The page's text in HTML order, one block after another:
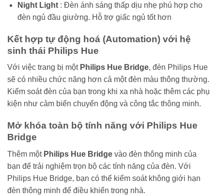
Night Light: Đèn ánh sáng thấp dịu nhẹ phú hợp cho
đèn ngủ đầu giường. Hỗ trợ giấc ngủ tốt hơn
Kết hợp tự động hoá (Automation) với hệ
sinh thái Philips Hue
Với việc trang bị một Philips Hue Bridge, đèn Philips Hue
sẽ có nhiều chức năng hơn cả một đèn màu thông thường.
Kiểm soát đèn của bạn trong khi xa nhà hoặc thêm các phụ
kiện như cảm biến chuyển động và công tắc thông minh.
Mở khóa toàn bộ tính năng với Philips Hue
Bridge
Thêm một Philips Hue Bridge vào đèn thông minh của
bạn để trải nghiệm trọn bộ các tính năng của đèn. Với
Philips Hue Bridge, bạn có thể kiểm soát không giới hạn
đèn thông minh để điều khiển trong nhà.